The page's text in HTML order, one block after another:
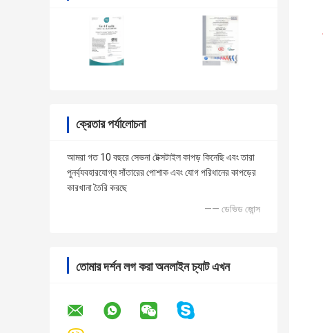
ক্রেতার পর্যালোচনা
আমরা গত 10 বছরে সেভনা টেক্সটাইল কাপড় কিনেছি এবং তারা
পুনর্ব্যবহারযোগ্য সাঁতারের পোশাক এবং যোগ পরিধানের কাপড়ের
কারখানা তৈরি করছে
—— ডেভিড জোন্স
তোমার দর্শন লগ করা অনলাইন চ্যাট এখন